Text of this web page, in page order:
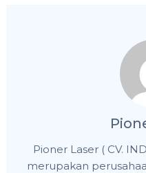
Pioner Laser ( CV.
merupakan